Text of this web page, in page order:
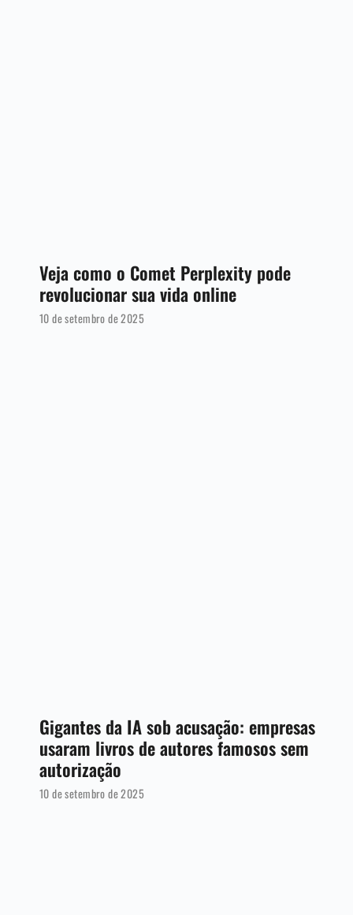
Veja como o Comet Perplexity pode
revolucionar sua vida online
10 de setembro de 2025
Gigantes da IA sob acusação: empresas
usaram livros de autores famosos sem
autorização
10 de setembro de 2025